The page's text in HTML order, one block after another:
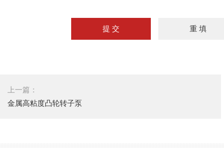
上一篇：
金属高粘度凸轮转子泵